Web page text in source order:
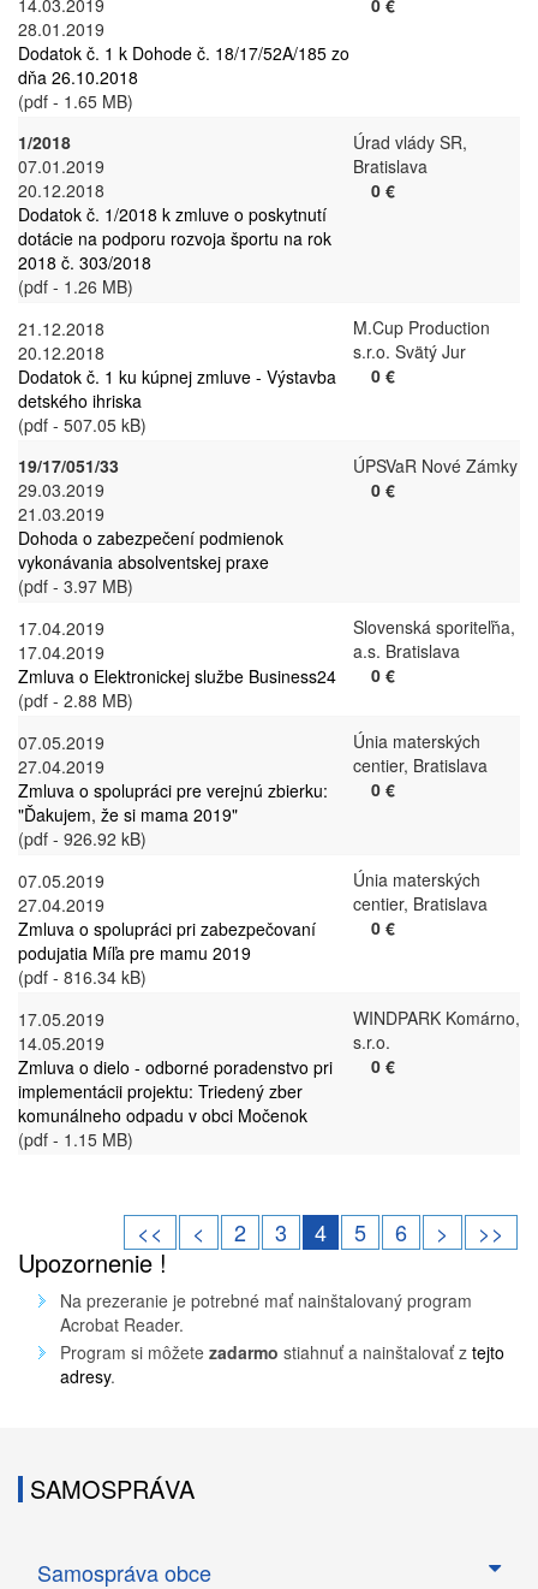
14.03.2019
28.01.2019
Dodatok č. 1 k Dohode č. 18/17/52A/185 zo
dňa 26.10.2018
(pdf - 1.65 MB)
0 €
1/2018
07.01.2019
20.12.2018
Dodatok č. 1/2018 k zmluve o poskytnutí
dotácie na podporu rozvoja športu na rok
2018 č. 303/2018
(pdf - 1.26 MB)
Úrad vlády SR,
Bratislava
0 €
21.12.2018
20.12.2018
Dodatok č. 1 ku kúpnej zmluve - Výstavba
detského ihriska
(pdf - 507.05 kB)
M.Cup Production
s.r.o. Svätý Jur
0 €
19/17/051/33
29.03.2019
21.03.2019
Dohoda o zabezpečení podmienok
vykonávania absolventskej praxe
(pdf - 3.97 MB)
ÚPSVaR Nové Zámky
0 €
17.04.2019
17.04.2019
Zmluva o Elektronickej službe Business24
(pdf - 2.88 MB)
Slovenská sporiteľňa,
a.s. Bratislava
0 €
07.05.2019
27.04.2019
Zmluva o spolupráci pre verejnú zbierku:
"Ďakujem, že si mama 2019"
(pdf - 926.92 kB)
Únia materských
centier, Bratislava
0 €
07.05.2019
27.04.2019
Zmluva o spolupráci pri zabezpečovaní
podujatia Míľa pre mamu 2019
(pdf - 816.34 kB)
Únia materských
centier, Bratislava
0 €
17.05.2019
14.05.2019
Zmluva o dielo - odborné poradenstvo pri
implementácii projektu: Triedený zber
komunálneho odpadu v obci Močenok
(pdf - 1.15 MB)
WINDPARK Komárno,
s.r.o.
0 €
<< < 2 3 4 5 6 > >>
Upozornenie !
Na prezeranie je potrebné mať nainštalovaný program
Acrobat Reader.
Program si môžete zadarmo stiahnuť a nainštalovať z tejto
adresy.
SAMOSPRÁVA
Samospráva obce